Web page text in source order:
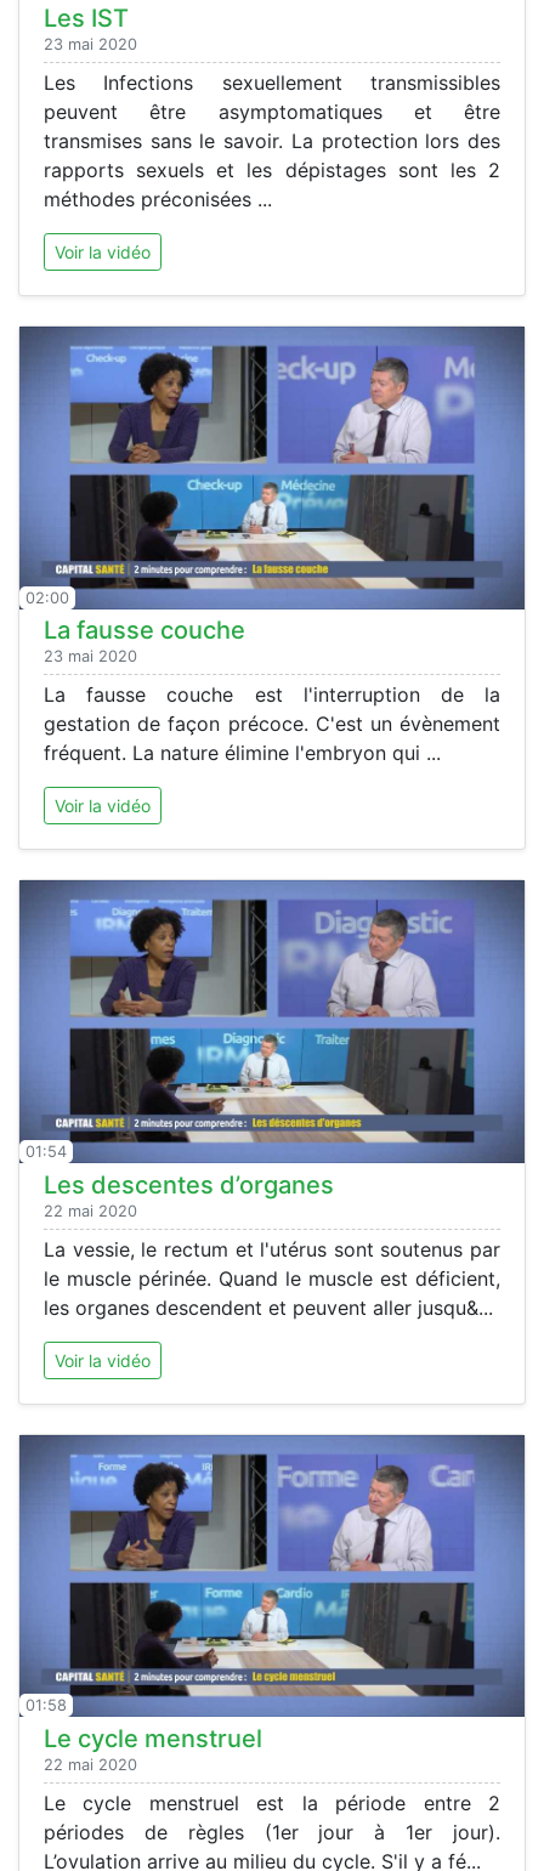
Les IST
23 mai 2020
Les Infections sexuellement transmissibles
peuvent être asymptomatiques et être
transmises sans le savoir. La protection lors des
rapports sexuels et les dépistages sont les 2
méthodes préconisées ...
Voir la vidéo
02:00
La fausse couche
23 mai 2020
La fausse couche est l'interruption de la
gestation de façon précoce. C'est un évènement
fréquent. La nature élimine l'embryon qui ...
Voir la vidéo
01:54
Les descentes d’organes
22 mai 2020
La vessie, le rectum et l'utérus sont soutenus par
le muscle périnée. Quand le muscle est déficient,
les organes descendent et peuvent aller jusqu&...
Voir la vidéo
01:58
Le cycle menstruel
22 mai 2020
Le cycle menstruel est la période entre 2
périodes de règles (1er jour à 1er jour).
L’ovulation arrive au milieu du cycle. S'il y a fé...